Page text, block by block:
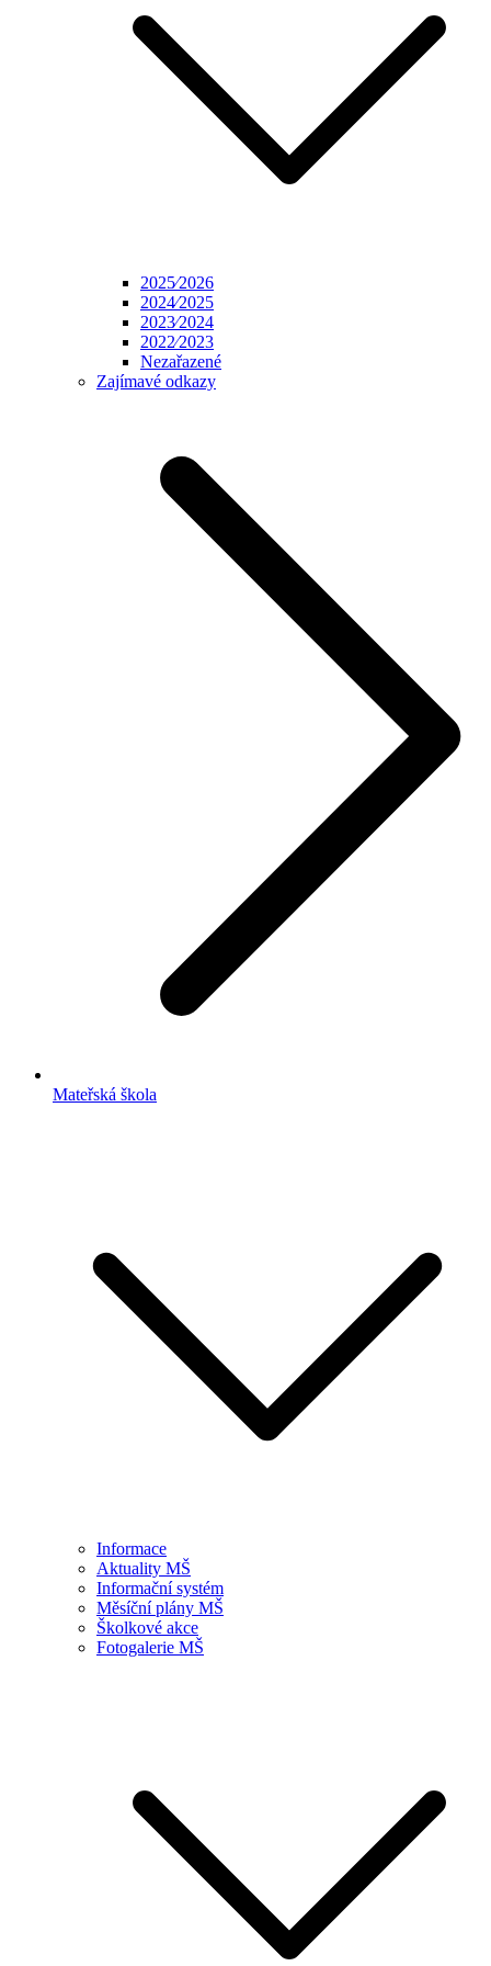
2025⁄2026
2024⁄2025
2023⁄2024
2022⁄2023
Nezařazené
Zajímavé odkazy
Mateřská škola
Informace
Aktuality MŠ
Informační systém
Měsíční plány MŠ
Školkové akce
Fotogalerie MŠ